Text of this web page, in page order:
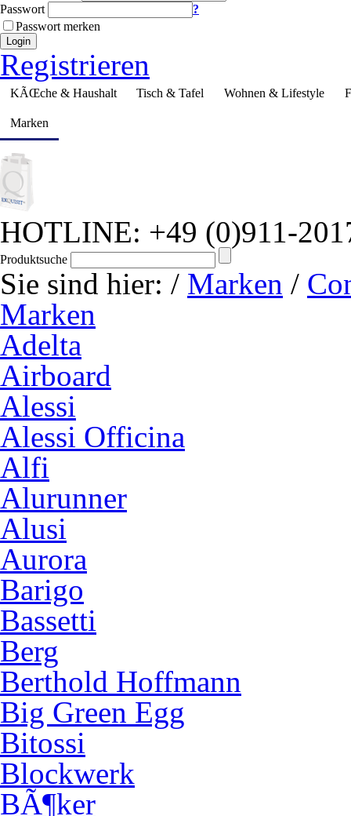
Passwort
?
Passwort merken
Login
Registrieren
KÃŒche & Haushalt Tisch & Tafel Wohnen & Lifestyle
Marken
HOTLINE: +49 (0)911-
Produktsuche
Sie sind hier: / Marken /
Marken
Adelta
Airboard
Alessi
Alessi Officina
Alfi
Alurunner
Alusi
Aurora
Barigo
Bassetti
Berg
Berthold Hoffmann
Big Green Egg
Bitossi
Blockwerk
BÃ¶ker